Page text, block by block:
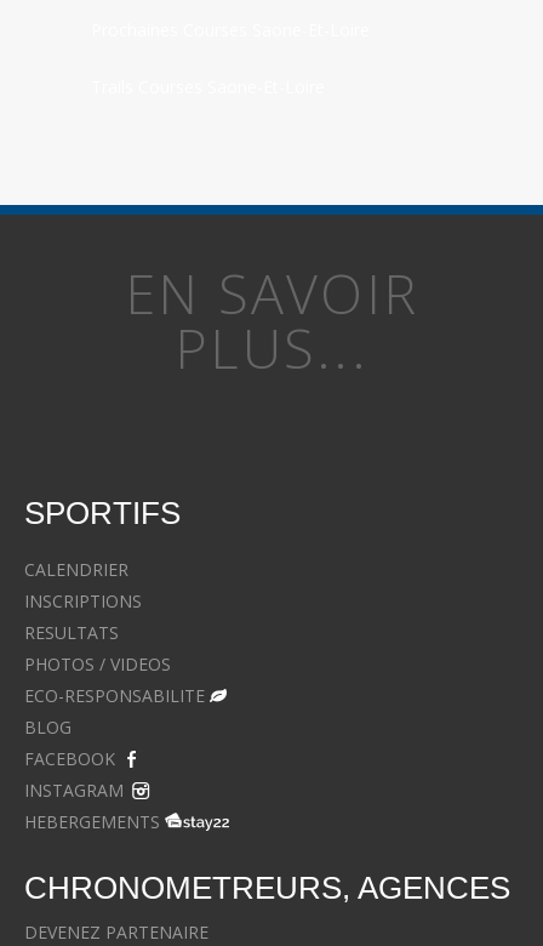
EN SAVOIR
PLUS...
SPORTIFS
CALENDRIER
INSCRIPTIONS
RESULTATS
PHOTOS / VIDEOS
ECO-RESPONSABILITE
BLOG
FACEBOOK
INSTAGRAM
HEBERGEMENTS
CHRONOMETREURS, AGENCES
DEVENEZ PARTENAIRE